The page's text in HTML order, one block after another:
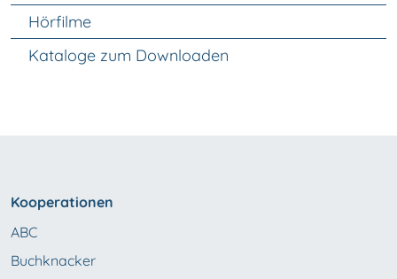
Hörfilme
Kataloge zum Downloaden
Kooperationen
ABC
Buchknacker